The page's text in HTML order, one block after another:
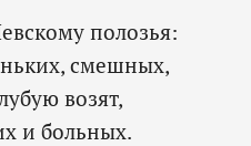
полозья:
смешных,
возят,
и больных.